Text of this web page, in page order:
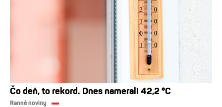
Čo deň, to rekord. Dnes namerali 42,2 °C
Ranné noviny